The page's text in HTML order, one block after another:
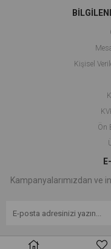
Kişisel
Ön
Kampanyalarımızdan ve